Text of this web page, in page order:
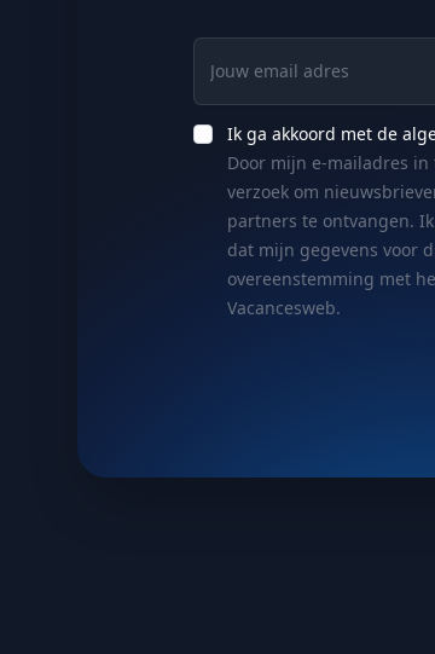
Jouw email adres
Ik ga akkoord met de
Door mijn e-mailadres
verzoek om
partners te ontvangen.
dat mijn gegevens voor
overeenstemming met
Vacancesweb.